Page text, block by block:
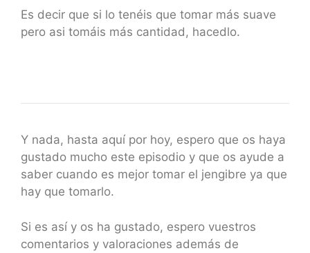
Es decir que si lo tenéis que tomar más suave
pero asi tomáis más cantidad, hacedlo.
Y nada, hasta aquí por hoy, espero que os haya
gustado mucho este episodio y que os ayude a
saber cuando es mejor tomar el jengibre ya que
hay que tomarlo.
Si es así y os ha gustado, espero vuestros
comentarios y valoraciones además de